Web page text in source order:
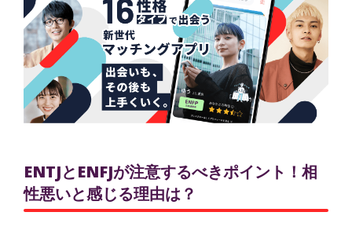
ENTJとENFJが注意するべきポイント！相
性悪いと感じる理由は？